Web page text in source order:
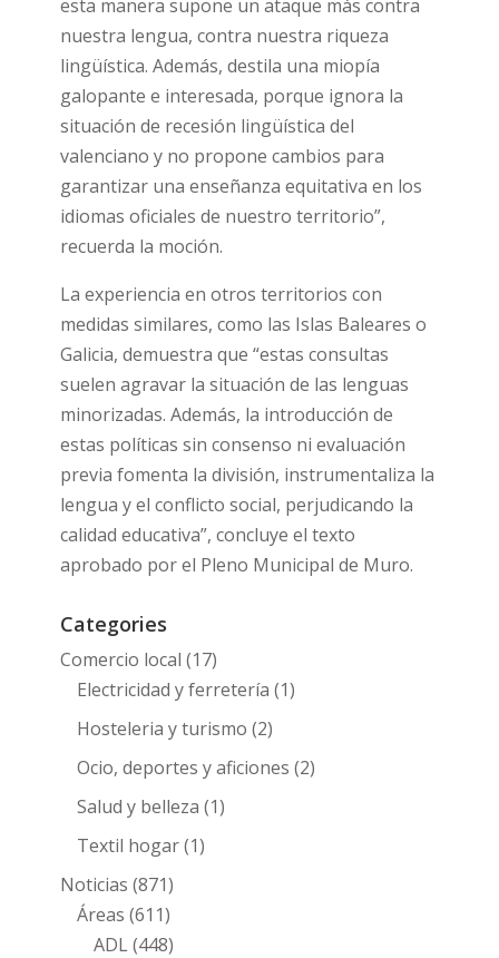
esta manera supone un ataque más contra
nuestra lengua, contra nuestra riqueza
lingüística. Además, destila una miopía
galopante e interesada, porque ignora la
situación de recesión lingüística del
valenciano y no propone cambios para
garantizar una enseñanza equitativa en los
idiomas oficiales de nuestro territorio”,
recuerda la moción.
La experiencia en otros territorios con
medidas similares, como las Islas Baleares o
Galicia, demuestra que “estas consultas
suelen agravar la situación de las lenguas
minorizadas. Además, la introducción de
estas políticas sin consenso ni evaluación
previa fomenta la división, instrumentaliza la
lengua y el conflicto social, perjudicando la
calidad educativa”, concluye el texto
aprobado por el Pleno Municipal de Muro.
Categories
Comercio local (17)
Electricidad y ferretería (1)
Hosteleria y turismo (2)
Ocio, deportes y aficiones (2)
Salud y belleza (1)
Textil hogar(1)
Noticias (871)
Áreas (611)
ADL(448)